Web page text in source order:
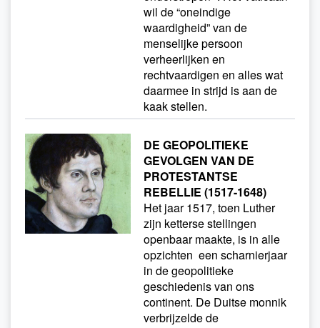
wil de “oneindige
waardigheid” van de
menselijke persoon
verheerlijken en
rechtvaardigen en alles wat
daarmee in strijd is aan de
kaak stellen.
DE GEOPOLITIEKE
GEVOLGEN VAN DE
PROTESTANTSE
REBELLIE (1517-1648)
Het jaar 1517, toen Luther
zijn ketterse stellingen
openbaar maakte, is in alle
opzichten een scharnierjaar
in de geopolitieke
geschiedenis van ons
continent. De Duitse monnik
verbrijzelde de